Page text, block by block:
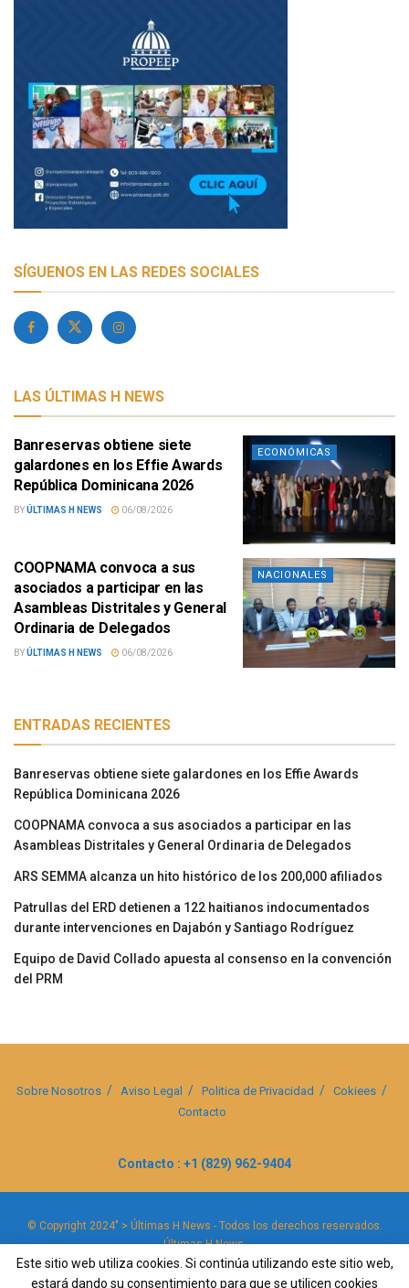
SÍGUENOS EN LAS REDES SOCIALES
LAS ÚLTIMAS H NEWS
ECONÓMICAS
Banreservas obtiene siete
galardones en los Effie Awards
República Dominicana 2026
BYÚLTIMAS H NEWS 06/08/2026
NACIONALES
COOPNAMA convoca a sus
asociados a participar en las
Asambleas Distritales y General
Ordinaria de Delegados
BYÚLTIMAS H NEWS 06/08/2026
ENTRADAS RECIENTES
Banreservas obtiene siete galardones en los Effie Awards
República Dominicana 2026
COOPNAMA convoca a sus asociados a participar en las
Asambleas Distritales y General Ordinaria de Delegados
ARS SEMMA alcanza un hito histórico de los 200,000 afiliados
Patrullas del ERD detienen a 122 haitianos indocumentados
durante intervenciones en Dajabón y Santiago Rodríguez
Equipo de David Collado apuesta al consenso en la convención
del PRM
Sobre Nosotros Aviso Legal Politica de Privacidad
Cokiees
Contacto
Contacto : +1 (829) 962-9404
© Copyright 2024" > Últimas H News - Todos los derechos reservados.
Últimas H News.
Este sitio web utiliza cookies. Si continúa utilizando este sitio web,
estará dando su consentimiento para que se utilicen cookies